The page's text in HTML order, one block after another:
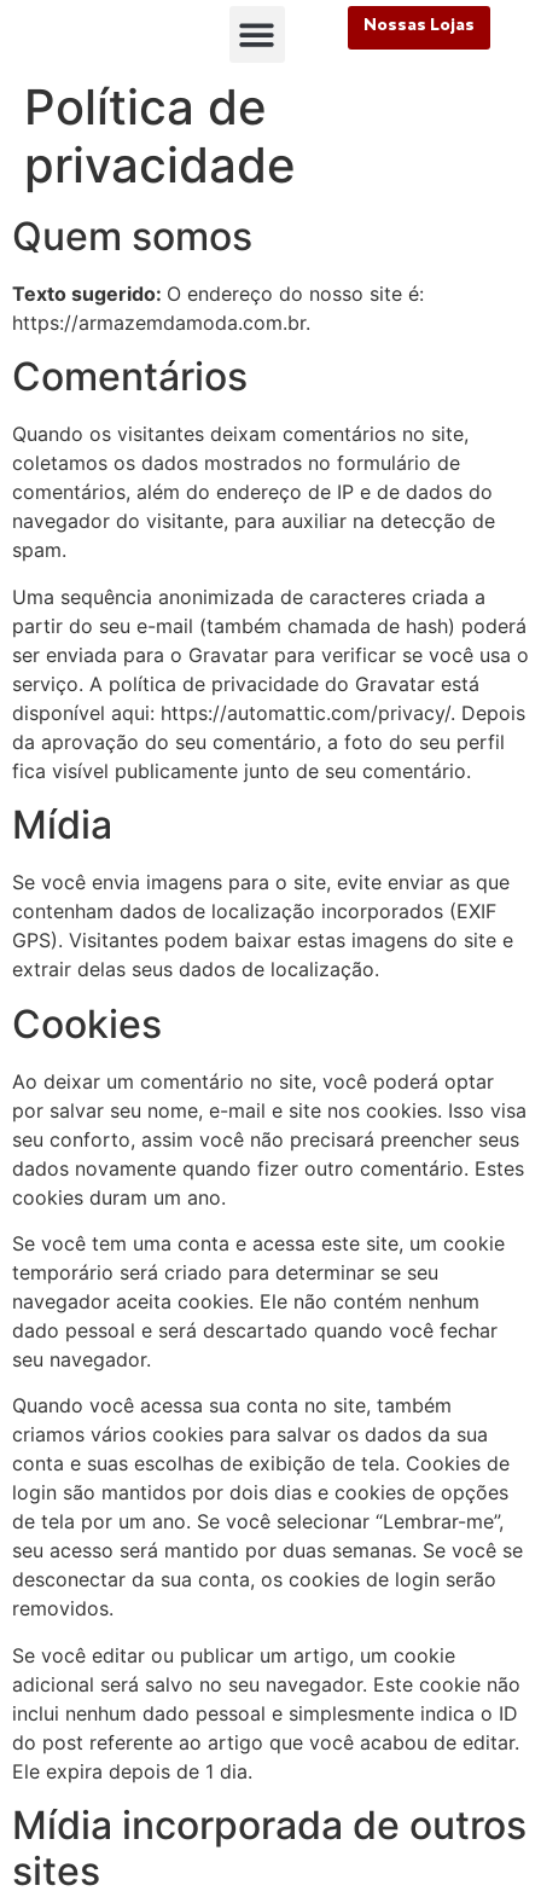
Nossas Lojas
Nossas Lojas
Política de
privacidade
Quem somos
Texto sugerido: O endereço do nosso site é:
https://armazemdamoda.com.br.
Comentários
Quando os visitantes deixam comentários no site,
coletamos os dados mostrados no formulário de
comentários, além do endereço de IP e de dados do
navegador do visitante, para auxiliar na detecção de
spam.
Uma sequência anonimizada de caracteres criada a
partir do seu e-mail (também chamada de hash) poderá
ser enviada para o Gravatar para verificar se você usa o
serviço. A política de privacidade do Gravatar está
disponível aqui: https://automattic.com/privacy/. Depois
da aprovação do seu comentário, a foto do seu perfil
fica visível publicamente junto de seu comentário.
Mídia
Se você envia imagens para o site, evite enviar as que
contenham dados de localização incorporados (EXIF
GPS). Visitantes podem baixar estas imagens do site e
extrair delas seus dados de localização.
Cookies
Ao deixar um comentário no site, você poderá optar
por salvar seu nome, e-mail e site nos cookies. Isso visa
seu conforto, assim você não precisará preencher seus
dados novamente quando fizer outro comentário. Estes
cookies duram um ano.
Se você tem uma conta e acessa este site, um cookie
temporário será criado para determinar se seu
navegador aceita cookies. Ele não contém nenhum
dado pessoal e será descartado quando você fechar
seu navegador.
Quando você acessa sua conta no site, também
criamos vários cookies para salvar os dados da sua
conta e suas escolhas de exibição de tela. Cookies de
login são mantidos por dois dias e cookies de opções
de tela por um ano. Se você selecionar “Lembrar-me”,
seu acesso será mantido por duas semanas. Se você se
desconectar da sua conta, os cookies de login serão
removidos.
Se você editar ou publicar um artigo, um cookie
adicional será salvo no seu navegador. Este cookie não
inclui nenhum dado pessoal e simplesmente indica o ID
do post referente ao artigo que você acabou de editar.
Ele expira depois de 1 dia.
Mídia incorporada de outros
sites